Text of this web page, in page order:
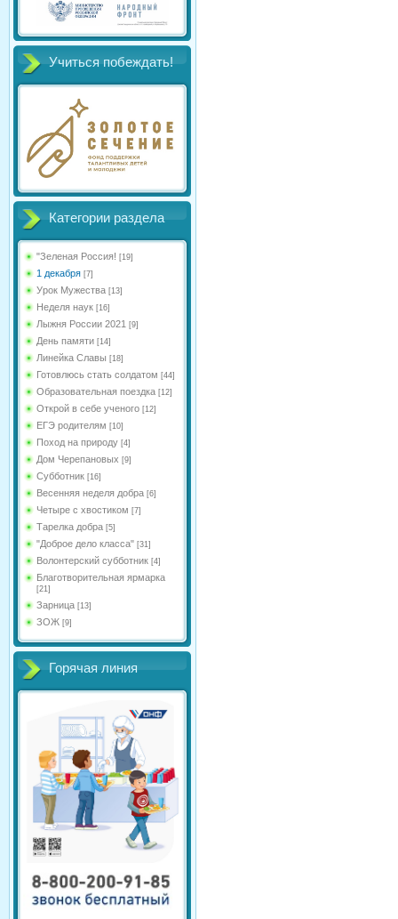
Учиться побеждать!
Категории раздела
"Зеленая Россия! [19]
1 декабря [7]
Урок Мужества [13]
Неделя наук [16]
Лыжня России 2021 [9]
День памяти [14]
Линейка Славы [18]
Готовлюсь стать солдатом [44]
Образовательная поездка [12]
Открой в себе ученого [12]
ЕГЭ родителям [10]
Поход на природу [4]
Дом Черепановых [9]
Субботник [16]
Весенняя неделя добра [6]
Четыре с хвостиком [7]
Тарелка добра [5]
"Доброе дело класса" [31]
Волонтерский субботник [4]
Благотворительная ярмарка
[21]
Зарница [13]
ЗОЖ [9]
Горячая линия